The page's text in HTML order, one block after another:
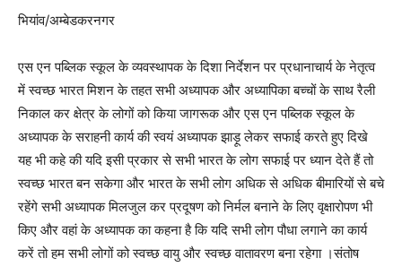
भियांव/अम्बेडकरनगर
एस एन पब्लिक स्कूल के व्यवस्थापक के दिशा निर्देशन पर प्रधानाचार्य के नेतृत्व
में स्वच्छ भारत मिशन के तहत सभी अध्यापक और अध्यापिका बच्चों के साथ रैली
निकाल कर क्षेत्र के लोगों को किया जागरूक और एस एन पब्लिक स्कूल के
अध्यापक के सराहनी कार्य की स्वयं अध्यापक झाड़ू लेकर सफाई करते हुए दिखे
यह भी कहे की यदि इसी प्रकार से सभी भारत के लोग सफाई पर ध्यान देते हैं तो
स्वच्छ भारत बन सकेगा और भारत के सभी लोग अधिक से अधिक बीमारियों से बचे
रहेंगे सभी अध्यापक मिलजुल कर प्रदूषण को निर्मल बनाने के लिए वृक्षारोपण भी
किए और वहां के अध्यापक का कहना है कि यदि सभी लोग पौधा लगाने का कार्य
करें तो हम सभी लोगों को स्वच्छ वायु और स्वच्छ वातावरण बना रहेगा ।संतोष